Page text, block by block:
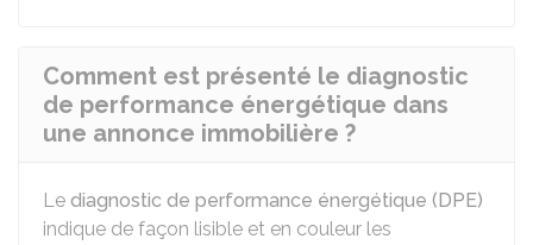
Comment est présenté le diagnostic
de performance énergétique dans
une annonce immobilière ?
Le diagnostic de performance énergétique (DPE)
indique de façon lisible et en couleur les